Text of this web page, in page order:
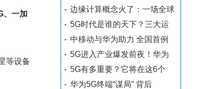
、一加
等设备
边缘计算概念火了：一场全球
5G时代是谁的天下？三大运
中移动与华为助力 全国首例
5G进入产业爆发前夜！华为
5G有多重要？它将在这6个
华为5G终端“谋局” 背后